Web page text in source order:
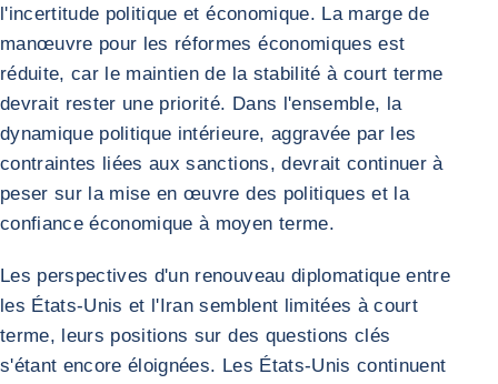
l'incertitude politique et économique. La marge de
manœuvre pour les réformes économiques est
réduite, car le maintien de la stabilité à court terme
devrait rester une priorité. Dans l'ensemble, la
dynamique politique intérieure, aggravée par les
contraintes liées aux sanctions, devrait continuer à
peser sur la mise en œuvre des politiques et la
confiance économique à moyen terme.
Les perspectives d'un renouveau diplomatique entre
les États-Unis et l'Iran semblent limitées à court
terme, leurs positions sur des questions clés
s'étant encore éloignées. Les États-Unis continuent